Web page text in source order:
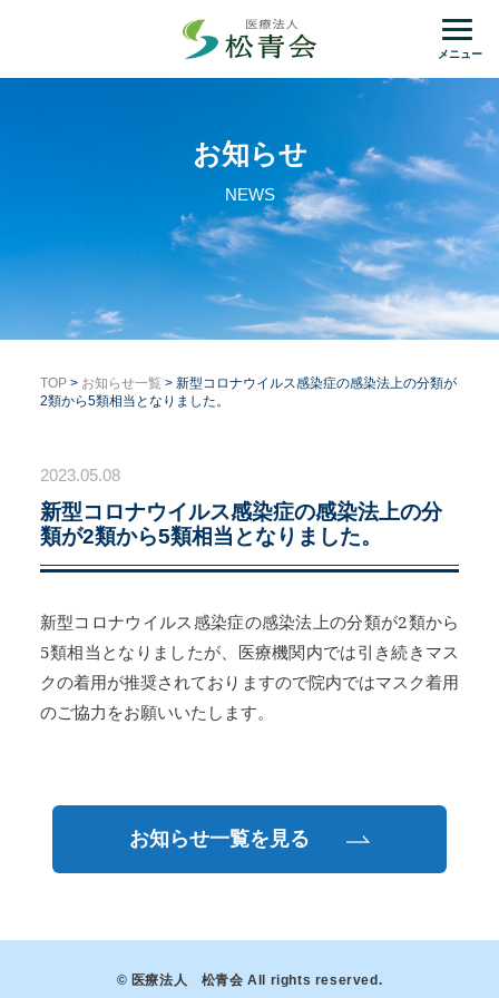
メニュー
お知らせ
NEWS
TOP> お知らせ一覧 > 新型コロナウイルス感染症の感染法上の分類が
2類から5類相当となりました。
2023.05.08
新型コロナウイルス感染症の感染法上の分
類が2類から5類相当となりました。
新型コロナウイルス感染症の感染法上の分類が2類から
5類相当となりましたが、医療機関内では引き続きマス
クの着用が推奨されておりますので院内ではマスク着用
のご協力をお願いいたします。
お知らせ一覧を見る
© 医療法人 松青会 All rights reserved.